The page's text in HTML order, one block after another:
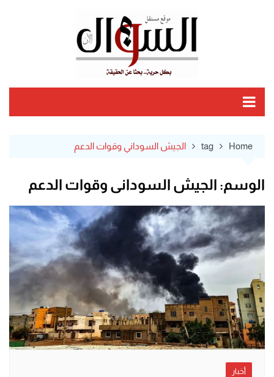
Home
tag الجيش السوداني وقوات الدعم
الوسم: الجيش السوداني وقوات الدعم
أخبار